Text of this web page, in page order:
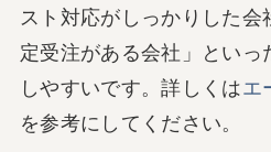
スト対応がしっかりした会
定受注がある会社」といっ
しやすいです。詳しくはエ
を参考にしてください。